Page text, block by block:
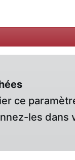
ce
les dans